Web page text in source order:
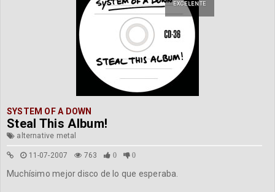
EXCELENTE
SYSTEM OF A DOWN
Steal This Album!
alternative metal
11-07-2007 763 0 0
Muchísimo mejor disco de lo que esperaba.